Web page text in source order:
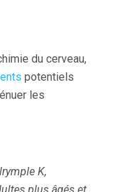
du cerveau,
potentiels
les
K,